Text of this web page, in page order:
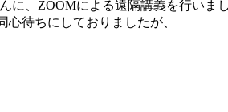
に、ZOOMによる遠隔講義を行いまし
待ちにしておりましたが、